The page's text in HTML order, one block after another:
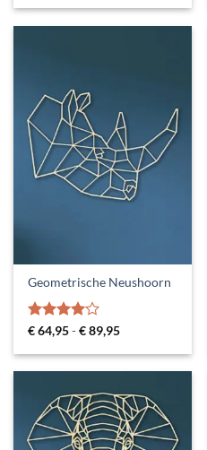
tot
Geometrische Neushoorn
Gewaardeerd
€64,95-€89,95Prijsklasse:
tot